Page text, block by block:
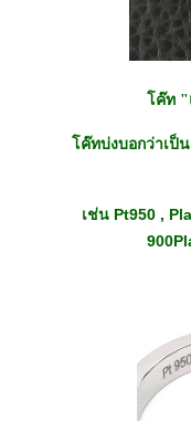
โค๊ท
โค๊ทบ่งบอกว่าเ
เช่น Pt950 ,